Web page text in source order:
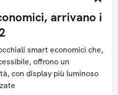
arrivano i
smart economici che,
offrono un
con display più luminoso